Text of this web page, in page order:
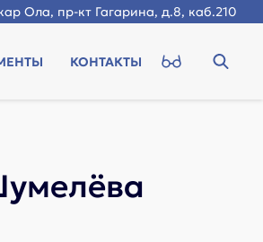
Ола, пр-кт Гагарина, д.8, каб.210
КОНТАКТЫ